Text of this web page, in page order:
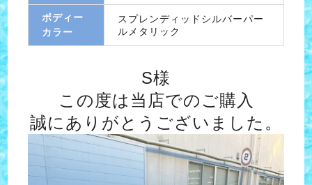
ボディー
カラー
スプレンディッドシルバーパー
ルメタリック
S様
この度は当店でのご購入
誠にありがとうございました。